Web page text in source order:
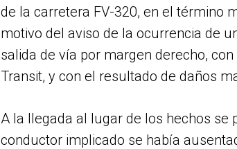
de la carretera FV-320, en el término
motivo del aviso de la ocurrencia de
salida de vía por margen derecho,
Transit, y con el resultado de daños
A la llegada al lugar de los hechos se
conductor implicado se había